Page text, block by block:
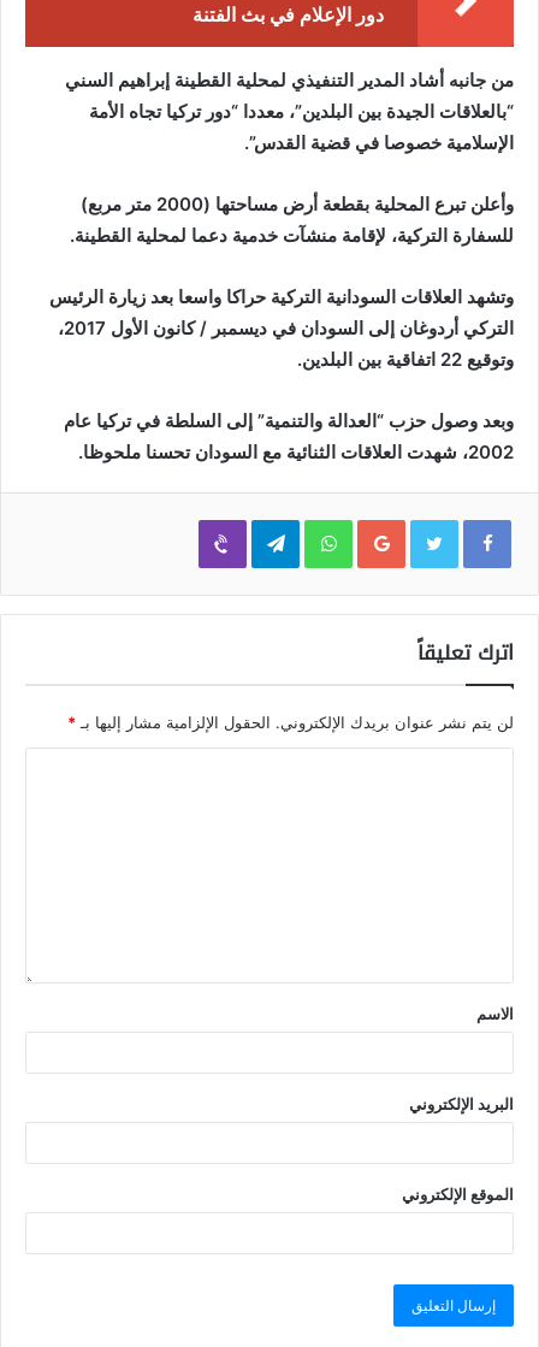
دور الإعلام في بث الفتنة
من جانبه أشاد المدير التنفيذي لمحلية القطينة إبراهيم السني
“بالعلاقات الجيدة بين البلدين”، معددا “دور تركيا تجاه الأمة
الإسلامية خصوصا في قضية القدس”.
وأعلن تبرع المحلية بقطعة أرض مساحتها (2000 متر مربع)
للسفارة التركية، لإقامة منشآت خدمية دعما لمحلية القطينة.
وتشهد العلاقات السودانية التركية حراكا واسعا بعد زيارة الرئيس
التركي أردوغان إلى السودان في ديسمبر / كانون الأول 2017،
وتوقيع 22 اتفاقية بين البلدين.
وبعد وصول حزب “العدالة والتنمية” إلى السلطة في تركيا عام
2002، شهدت العلاقات الثنائية مع السودان تحسنا ملحوظا.
Google+
WhatsApp
Telegram
Viber
اترك تعليقاً
لن يتم نشر عنوان بريدك الإلكتروني. الحقول الإلزامية مشار إليها بـ *
الاسم
البريد الإلكتروني
الموقع الإلكتروني